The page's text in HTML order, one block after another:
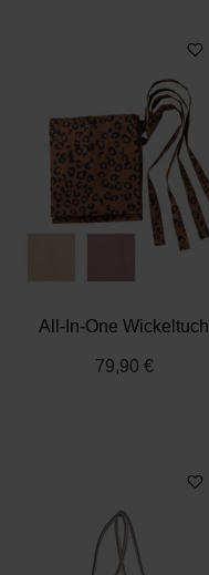
All-In-One Wickeltuch
79,90 €